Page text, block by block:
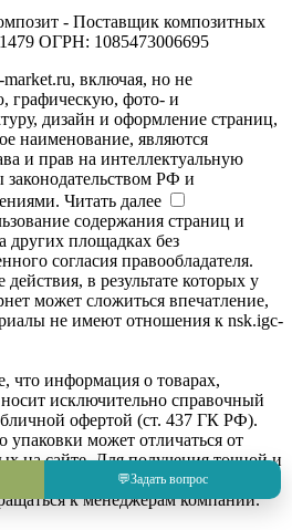
💬Задать вопрос
- Поставщик композитных
ОГРН: 1085473006695
включая, но не
графическую, фото- и
дизайн и оформление страниц,
наименование, являются
и прав на интеллектуальную
РФ и
Читать далее
содержания страниц и
других площадках без
согласия правообладателя.
в результате которых у
может сложиться впечатление,
не имеют отношения к nsk.igc-
информация о товарах,
носит исключительно справочный
офертой (ст. 437 ГК РФ).
может отличаться от
на сайте. Для получения точной и
его характеристиках и
к менеджерам компании.